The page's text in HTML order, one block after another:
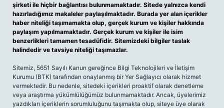
şirketi ile hiçbir bağlantısı bulunmamaktadır. Sitede yalnızca kendi
hazırladığımız makaleler paylaşılmaktadır. Burada yer alan içerikler
haber niteliği taşımamakta olup, gerçek kurum ve kişiler hakkında
paylaşım yapılmamaktadır. Gerçek kurum ve kişiler ile isim
benzerlikleri tamamen tesadüfidir. Sitemizdeki bilgiler taslak
halindedir ve tavsiye niteliği taşımazlar.
Sitemiz, 5651 Sayılı Kanun gereğince Bilgi Teknolojileri ve İletişim
Kurumu (BTK) tarafından onaylanmış bir Yer Sağlayıcı olarak hizmet
vermektedir. Bu nedenle, sitedeki içerikleri proaktif olarak denetleme
veya araştırma yükümlülüğümüz bulunmamaktadır. Ancak, üyelerimiz
yazdıkları içeriklerin sorumluluğunu taşımakta olup, siteye üye olarak